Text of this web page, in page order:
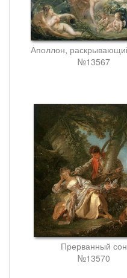
№13567
Прерванный сон
№13570